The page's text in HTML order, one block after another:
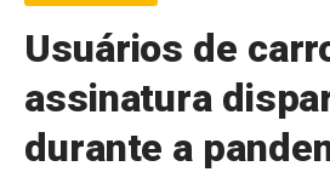
Usuários de
assinatura
durante a